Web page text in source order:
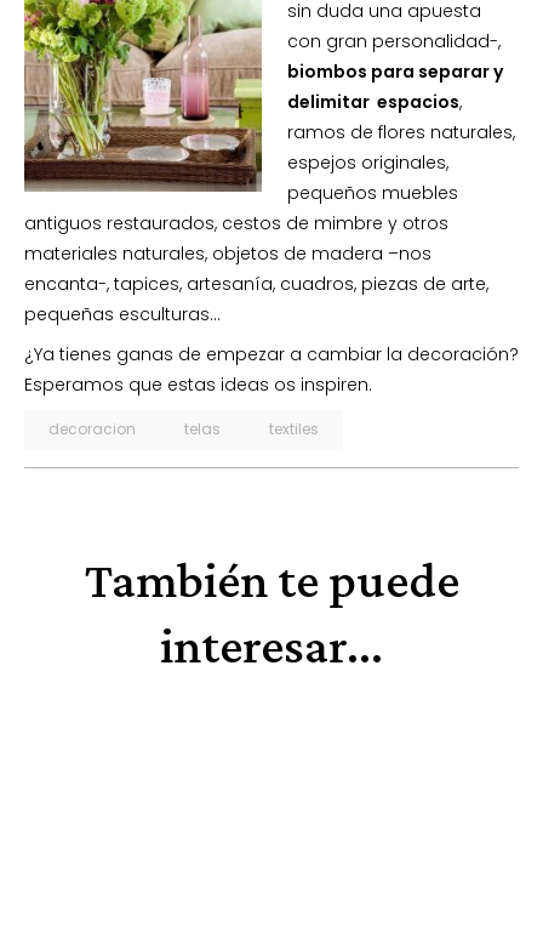
sin duda una apuesta
con gran personalidad-,
biombos para separar y
delimitar espacios,
ramos de flores naturales,
espejos originales,
pequeños muebles
antiguos restaurados, cestos de mimbre y otros
materiales naturales, objetos de madera –nos
encanta-, tapices, artesanía, cuadros, piezas de arte,
pequeñas esculturas…
¿Ya tienes ganas de empezar a cambiar la decoración?
Esperamos que estas ideas os inspiren.
decoracion telas textiles
También te puede
interesar...